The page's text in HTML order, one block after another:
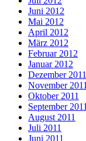
Juni 2012
Mai 2012
April 2012
März 2012
Februar 2012
Januar 2012
Dezember 2011
November 2011
Oktober 2011
September 2011
August 2011
Juli 2011
Juni 2011